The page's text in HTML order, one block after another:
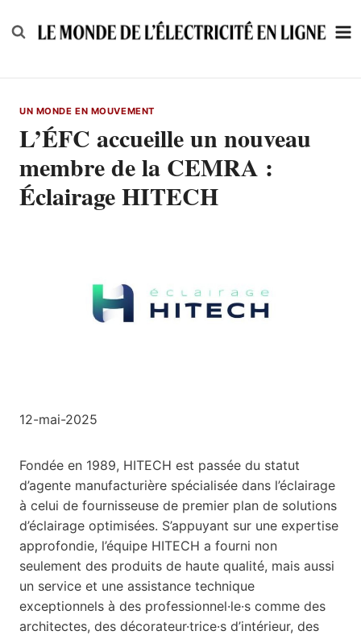
to
UN MONDE EN MOUVEMENT
L’ÉFC accueille un nouveau
membre de la CEMRA :
Éclairage HITECH
12-mai-2025
Fondée en 1989, HITECH est passée du statut
d’agente manufacturière spécialisée dans l’éclairage
à celui de fournisseuse de premier plan de solutions
d’éclairage optimisées. S’appuyant sur une expertise
approfondie, l’équipe HITECH a fourni non
seulement des produits de haute qualité, mais aussi
un service et une assistance technique
exceptionnels à des professionnel·le·s comme des
architectes, des décorateur·trice·s d’intérieur, des